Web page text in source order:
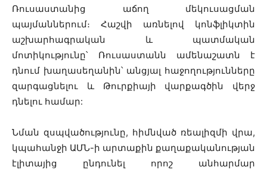
Ռուսաստանից աճող մեկուսացման
պայմաններում։ Հաշվի առնելով կոնֆլիկտին
աշխարհագրական և պատմական
մոտիկությունը՝ Ռուսաստանն ամենաշատն է
դնում խաղասեղանին՝ անցյալ հաջողությունները
զարգացնելու և Թուրքիայի վարքագծին վերջ
դնելու համար:
Նման զսպվածությունը, հիմնված ռեալիզմի վրա,
կպահանջի ԱՄՆ-ի արտաքին քաղաքականության
էլիտայից ընդունել որոշ անհարմար